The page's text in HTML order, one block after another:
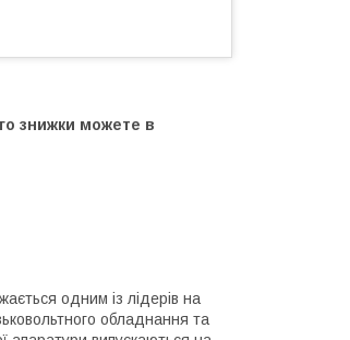
знижки можете в
одним із лідерів на
обладнання та